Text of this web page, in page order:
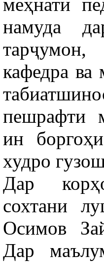
намуда
тарҷумон,
кафедра ва
пешрафти
ин
худро
Дар
сохтани
Осимов
Дар